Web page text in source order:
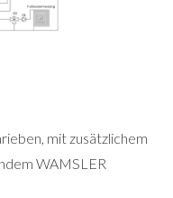
mit zusätzlichem
WAMSLER